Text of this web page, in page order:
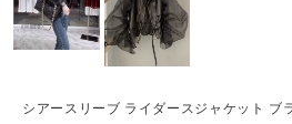
シアースリーブ ライダースジャケット